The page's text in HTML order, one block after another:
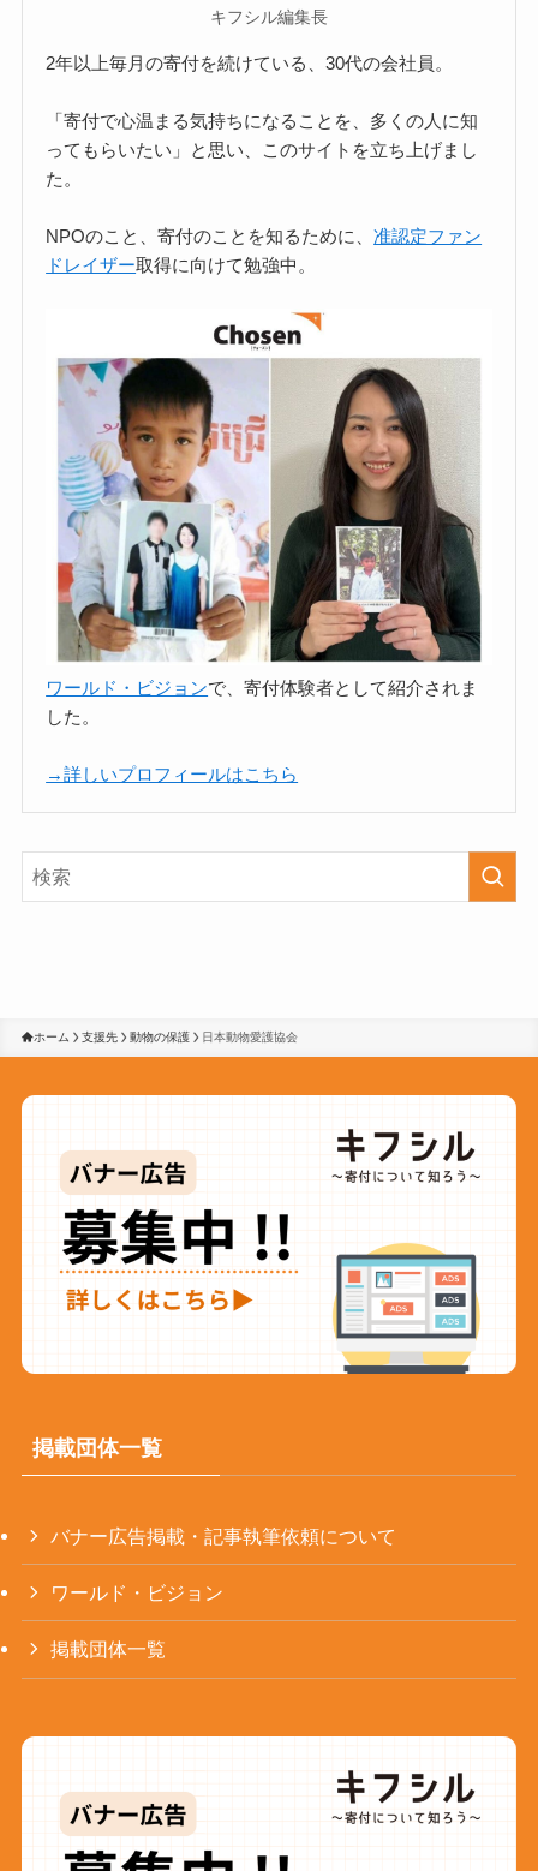
キフシル編集長
2年以上毎月の寄付を続けている、30代の会社員。
「寄付で心温まる気持ちになることを、多くの人に知
ってもらいたい」と思い、このサイトを立ち上げまし
た。
NPOのこと、寄付のことを知るために、准認定ファン
ドレイザー取得に向けて勉強中。
ワールド・ビジョンで、寄付体験者として紹介されま
した。
→詳しいプロフィールはこちら
ホーム 支援先 動物の保護 日本動物愛護協会
掲載団体一覧
バナー広告掲載・記事執筆依頼について
ワールド・ビジョン
掲載団体一覧